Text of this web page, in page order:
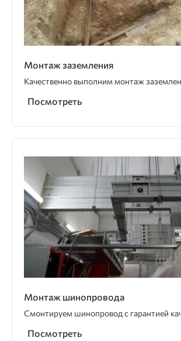
Монтаж заземления
Качественно выполним монтаж
Посмотреть
Монтаж шинопровода
Смонтируем шинопровод с гарантией
Посмотреть